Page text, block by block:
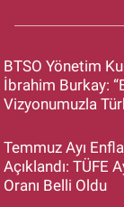
BTSO Yönetim
İbrahim Burkay:
Vizyonumuzla
Temmuz Ayı
Açıklandı: TÜFE
Oranı Belli Oldu